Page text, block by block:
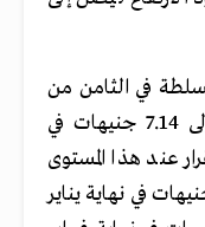
في الثامن من
يونيو 2014، وقفز الدولار آنذاك إلى 7.14 جنيهات في
عند هذا المستوى
7 أشهر، ثم قفز إلى 7.25 جنيهات في نهاية يناير